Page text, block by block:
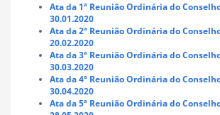
Ata da 1ª Reunião Ordinária do
30.01.2020
Ata da 2ª Reunião Ordinária do
20.02.2020
Ata da 3ª Reunião Ordinária do
30.03.2020
Ata da 4ª Reunião Ordinária do
30.04.2020
Ata da 5ª Reunião Ordinária do